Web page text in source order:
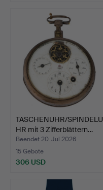
TASCHENUHR/SPINDELU
HR mit 3 Zifferblättern…
Beendet 20. Jul 2026
15 Gebote
306 USD